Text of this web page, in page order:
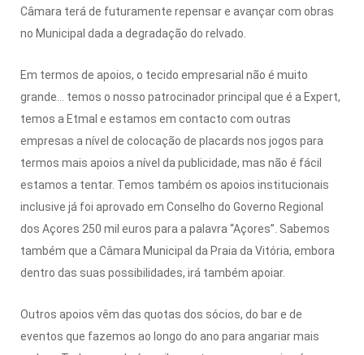
Câmara terá de futuramente repensar e avançar com obras
no Municipal dada a degradação do relvado.
Em termos de apoios, o tecido empresarial não é muito
grande… temos o nosso patrocinador principal que é a Expert,
temos a Etmal e estamos em contacto com outras
empresas a nível de colocação de placards nos jogos para
termos mais apoios a nível da publicidade, mas não é fácil
estamos a tentar. Temos também os apoios institucionais
inclusive já foi aprovado em Conselho do Governo Regional
dos Açores 250 mil euros para a palavra “Açores”. Sabemos
também que a Câmara Municipal da Praia da Vitória, embora
dentro das suas possibilidades, irá também apoiar.
Outros apoios vêm das quotas dos sócios, do bar e de
eventos que fazemos ao longo do ano para angariar mais